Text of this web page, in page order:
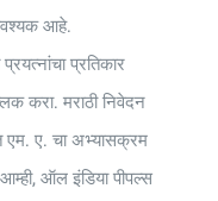
आहे.
प्रतिकार
करा. मराठी निवेदन
एम. ए. चा अभ्यासक्रम
ऑल इंडिया पीपल्स